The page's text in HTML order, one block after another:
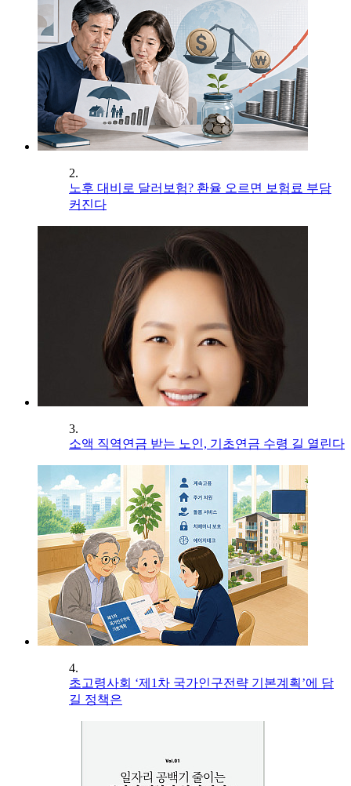
2.
노후 대비로 달러보험? 환율 오르면 보험료 부담
커진다
3.
소액 직역연금 받는 노인, 기초연금 수령 길 열린다
4.
초고령사회 ‘제1차 국가인구전략 기본계획’에 담
길 정책은